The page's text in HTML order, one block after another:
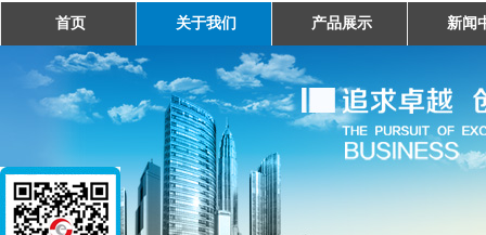
首页 关于我们 产品展示 新闻